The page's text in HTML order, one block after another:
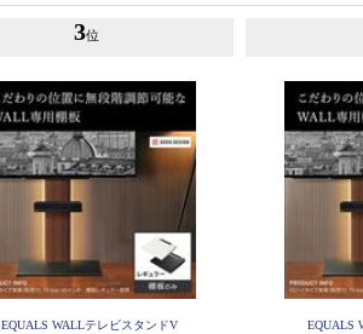
3位
EQUALS WALLテレビスタンドV
EQUALS